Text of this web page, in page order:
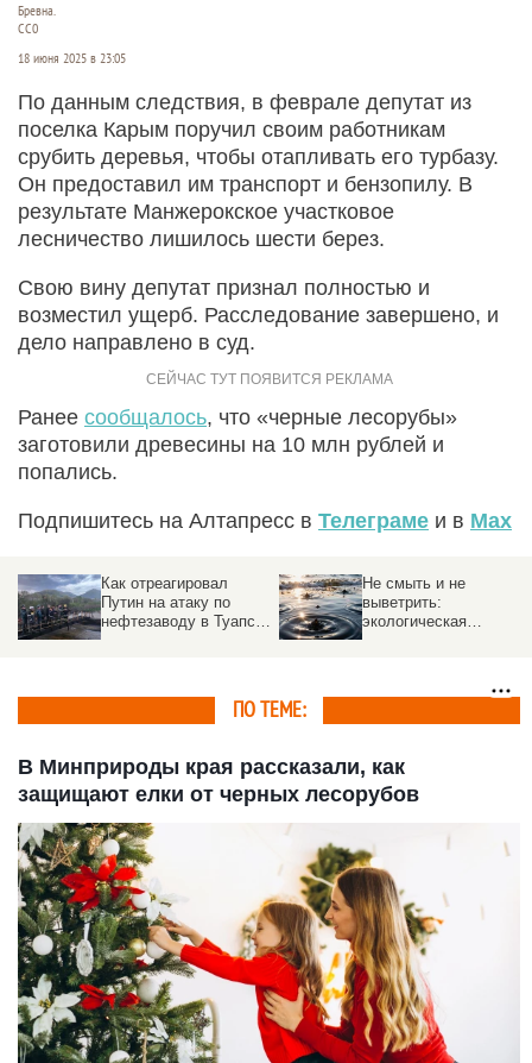
Бревна.
СС0
18 июня 2025 в 23:05
По данным следствия, в феврале депутат из
поселка Карым поручил своим работникам
срубить деревья, чтобы отапливать его турбазу.
Он предоставил им транспорт и бензопилу. В
результате Манжерокское участковое
лесничество лишилось шести берез.
Свою вину депутат признал полностью и
возместил ущерб. Расследование завершено, и
дело направлено в суд.
Ранее сообщалось, что «черные лесорубы»
заготовили древесины на 10 млн рублей и
попались.
Подпишитесь на Алтапресс в Телеграме и в Max
Не смыть и не
выветрить:
экологическая
слизью
Чаечки кричат, песочек
прибывает. Как сейчас
выглядит
ПО ТЕМЕ:
В Минприроды края рассказали, как
защищают елки от черных лесорубов